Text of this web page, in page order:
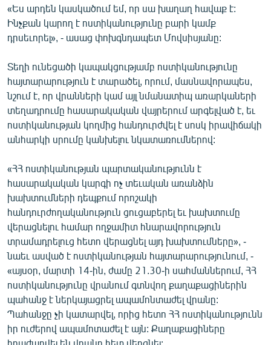
«Ես արդեն կասկածում եմ, որ սա խաղաղ հավաք է:
Ինչքան կարող է ոստիկանությունը բարի կամք
դրսեւորել», - ասաց փոխգնդապետ Մովսիսյանը:
Տեղի ունեցածի կապակցությամբ ոստիկանությունը
հայտարարություն է տարածել, որում, մասնավորապես,
նշում է, որ վրանների կամ այլ նմանատիպ առարկաների
տեղադրումը հասարակական վայրերում արգելված է, եւ
ոստիկանության կողմից հանդուրժվել է սոսկ իրավիճակի
անհարկի սրումը կանխելու նկատառումներով:
«ՀՀ ոստիկանության պարտականությունն է
հասարակական կարգի ոչ տեւական առանձին
խախտումների դեպքում որոշակի
հանդուրժողականություն ցուցաբերել եւ խախտումը
վերացնելու համար ողջամիտ հնարավորություն
տրամադրելուց հետո վերացնել այդ խախտումները», -
նաեւ ասված է ոստիկանության հայտարարությունում, -
«այսօր, մարտի 14-ին, ժամը 21.30-ի սահմաններում, ՀՀ
ոստիկանությունը վրանում գտնվող քաղաքացիներին
պահանջ է ներկայացրել ապամոնտաժել վրանը:
Պահանջը չի կատարվել, որից հետո ՀՀ ոստիկանությունն
իր ուժերով ապամոտաժել է այն: Քաղաքացիները